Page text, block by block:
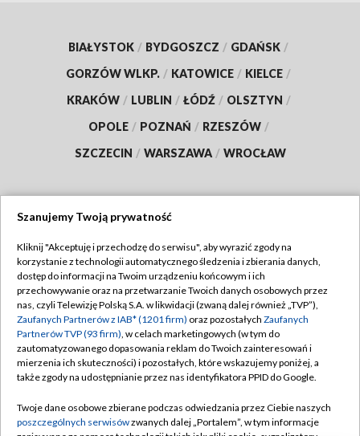
BIAŁYSTOK / BYDGOSZCZ / GDAŃSK /
GORZÓW WLKP. / KATOWICE / KIELCE /
KRAKÓW / LUBLIN / ŁÓDŹ / OLSZTYN /
OPOLE / POZNAŃ / RZESZÓW /
SZCZECIN / WARSZAWA / WROCŁAW
TVP
Abonament TVP
Emisja w TVP
Centrum informacji TVP
Naziemna Telewizja Cyfrowa
Rada Programowa
Regulamin TVP
Polityka prywatności
Moje zgody
Pomoc
Kontakt
Szanujemy Twoją prywatność
Kliknij "Akceptuję i przechodzę do serwisu", aby wyrazić zgody na
korzystanie z technologii automatycznego śledzenia i zbierania danych,
dostęp do informacji na Twoim urządzeniu końcowym i ich
przechowywanie oraz na przetwarzanie Twoich danych osobowych przez
nas, czyli Telewizję Polską S.A. w likwidacji (zwaną dalej również „TVP”),
Zaufanych Partnerów z IAB* (1201 firm) oraz pozostałych Zaufanych
Partnerów TVP (93 firm), w celach marketingowych (w tym do
zautomatyzowanego dopasowania reklam do Twoich zainteresowań i
mierzenia ich skuteczności) i pozostałych, które wskazujemy poniżej, a
także zgody na udostępnianie przez nas identyfikatora PPID do Google.
Twoje dane osobowe zbierane podczas odwiedzania przez Ciebie naszych
poszczególnych serwisówzwanych dalej „Portalem”, w tym informacje